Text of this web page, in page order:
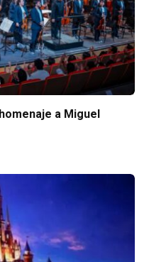
a Miguel